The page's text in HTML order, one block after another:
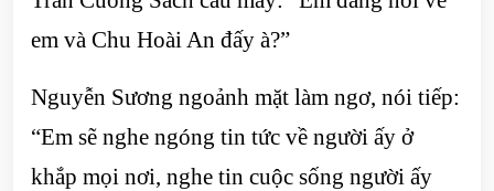
em và Chu Hoài An đấy à?”
Nguyễn Sương ngoảnh mặt làm ngơ, nói tiếp:
“Em sẽ nghe ngóng tin tức về người ấy ở
khắp mọi nơi, nghe tin cuộc sống người ấy